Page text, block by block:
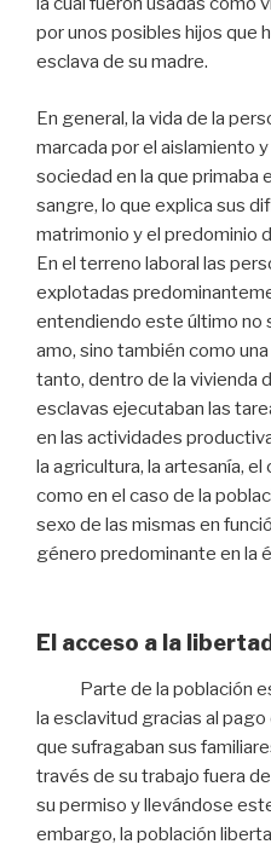
por unos posibles hijos que
esclava de su madre.
En general, la vida de la
marcada por el aislamiento
sociedad en la que primaba
sangre, lo que explica sus
matrimonio y el predominio
En el terreno laboral las
explotadas
entendiendo este último no
amo, sino también como
tanto, dentro de la vivienda
esclavas ejecutaban las
en las actividades
la agricultura, la artesanía,
como en el caso de la
sexo de las mismas en
género predominante en la
El acceso a la libertad
Parte de la población
la esclavitud gracias al
que sufragaban sus
través de su trabajo fuera
su permiso y llevándose
embargo, la población